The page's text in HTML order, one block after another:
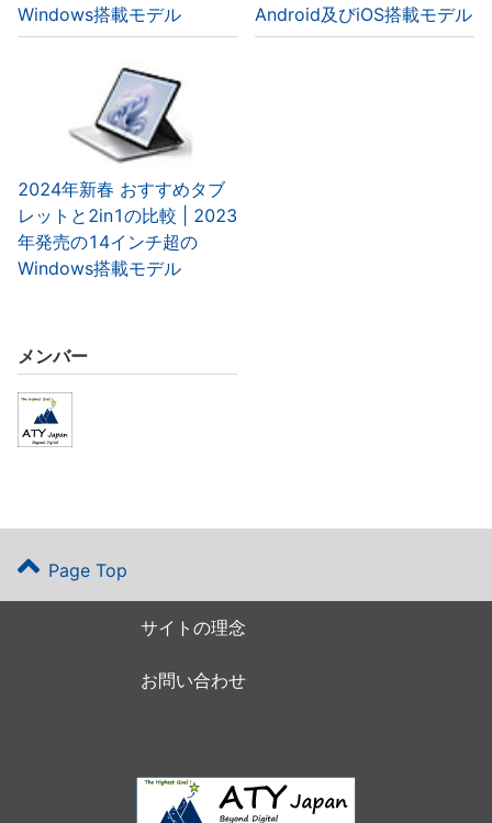
Windows搭載モデル
Android及びiOS搭載モデル
2024年新春 おすすめタブ
レットと2in1の比較 | 2023
年発売の14インチ超の
Windows搭載モデル
メンバー
Page Top
サイトの理念
お問い合わせ